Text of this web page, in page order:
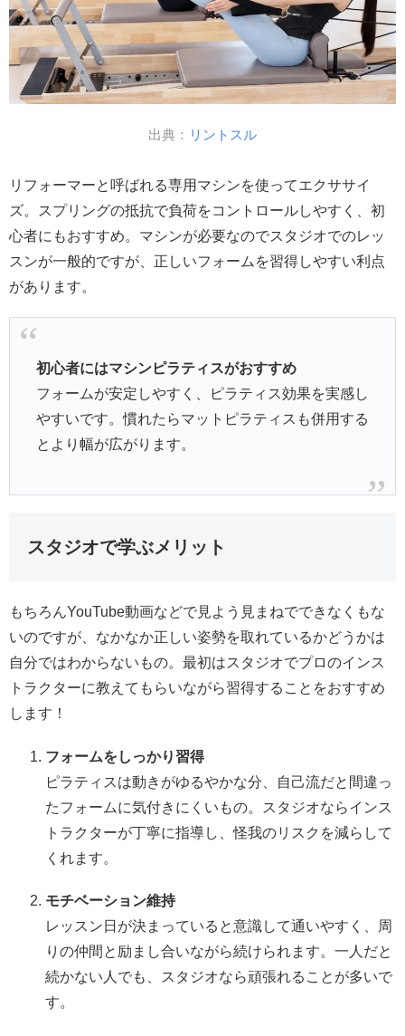
出典： リントスル
リフォーマーと呼ばれる専用マシンを使ってエクササイ
ズ。スプリングの抵抗で負荷をコントロールしやすく、初
心者にもおすすめ。マシンが必要なのでスタジオでのレッ
スンが一般的ですが、正しいフォームを習得しやすい利点
があります。
初心者にはマシンピラティスがおすすめ
フォームが安定しやすく、ピラティス効果を実感し
やすいです。慣れたらマットピラティスも併用する
とより幅が広がります。
スタジオで学ぶメリット
もちろんYouTube動画などで見よう見まねでできなくもな
いのですが、なかなか正しい姿勢を取れているかどうかは
自分ではわからないもの。最初はスタジオでプロのインス
トラクターに教えてもらいながら習得することをおすすめ
します！
フォームをしっかり習得
ピラティスは動きがゆるやかな分、自己流だと間違っ
たフォームに気付きにくいもの。スタジオならインス
トラクターが丁寧に指導し、怪我のリスクを減らして
くれます。
モチベーション維持
レッスン日が決まっていると意識して通いやすく、周
りの仲間と励まし合いながら続けられます。一人だと
続かない人でも、スタジオなら頑張れることが多いで
す。